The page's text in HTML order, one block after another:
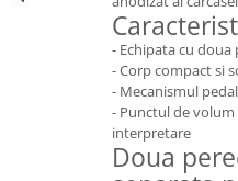
Convertoare AD/DA
Interfete audio
Interfete MIDI si Cabluri Midi-
Microfoane de studio
Monitoare de studio
- Echipata cu doua
- Corp compact si
- Mecanismul
- Punctul de
interpretare
Doua